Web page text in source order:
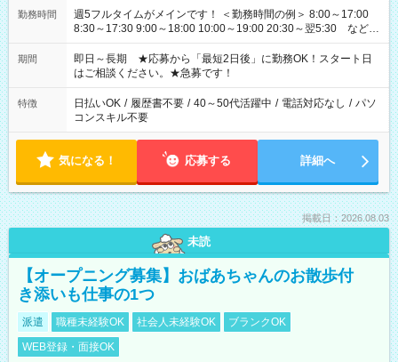
勤務時間
週5フルタイムがメインです！ ＜勤務時間の例＞ 8:00～17:00
8:30～17:30 9:00～18:00 10:00～19:00 20:30～翌5:30 など ★
その他にも勤務時間多数！ 日勤のみ、残業なし、交替制など
ご希望を教えてください！
期間
即日～長期 ★応募から「最短2日後」に勤務OK！スタート日
はご相談ください。★急募です！
特徴 日払いOK / 履歴書不要 / 40～50代活躍中 / 電話対応なし / パソ
コンスキル不要
気になる！ 応募する 詳細へ
掲載日：2026.08.03
未読
【オープニング募集】おばあちゃんのお散歩付
き添いも仕事の1つ
派遣 職種未経験OK 社会人未経験OK
ブランクOK
WEB登録・面接OK